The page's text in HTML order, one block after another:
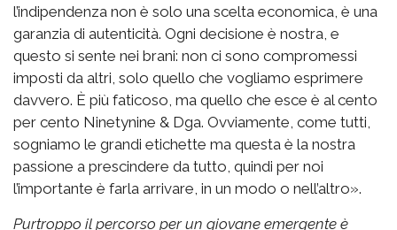
l’indipendenza non è solo una scelta economica, è una
garanzia di autenticità. Ogni decisione è nostra, e
questo si sente nei brani: non ci sono compromessi
imposti da altri, solo quello che vogliamo esprimere
davvero. È più faticoso, ma quello che esce è al cento
per cento Ninetynine & Dga. Ovviamente, come tutti,
sogniamo le grandi etichette ma questa è la nostra
passione a prescindere da tutto, quindi per noi
l’importante è farla arrivare, in un modo o nell’altro».
Purtroppo il percorso per un giovane emergente è